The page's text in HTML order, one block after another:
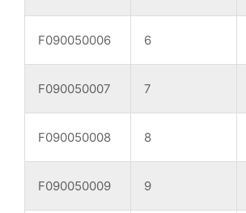
F090050006 6
F090050007 7
F090050008 8
F090050009 9